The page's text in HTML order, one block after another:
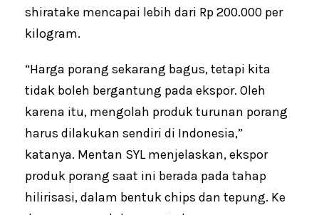
shiratake mencapai lebih dari Rp 200.000 per
kilogram.
“Harga porang sekarang bagus, tetapi kita
tidak boleh bergantung pada ekspor. Oleh
karena itu, mengolah produk turunan porang
harus dilakukan sendiri di Indonesia,”
katanya. Mentan SYL menjelaskan, ekspor
produk porang saat ini berada pada tahap
hilirisasi, dalam bentuk chips dan tepung. Ke